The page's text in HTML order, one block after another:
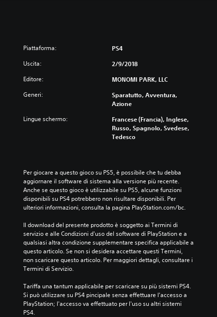
Piattaforma: PS4
Uscita: 2/9/2018
Editore: MONOMI PARK, LLC
Generi:
Sparatutto, Avventura,
Azione
Lingue schermo:
Francese (Francia), Inglese,
Russo, Spagnolo, Svedese,
Tedesco
Per giocare a questo gioco su PS5, è possibile che tu debba
aggiornare il software di sistema alla versione più recente.
Anche se questo gioco è utilizzabile su PS5, alcune funzioni
disponibili su PS4 potrebbero non risultare disponibili. Per
ulteriori informazioni, consulta la pagina PlayStation.com/bc.
Il download del presente prodotto è soggetto ai Termini di
servizio e alle Condizioni d'uso del software di PlayStation e a
qualsiasi altra condizione supplementare specifica applicabile a
questo articolo. Se non si desidera accettare questi Termini,
non scaricare questo articolo. Per maggiori dettagli, consultare i
Termini di Servizio.
Tariffa una tantum applicabile per scaricare su più sistemi PS4.
Si può utilizzare su PS4 pincipale senza effettuare l'accesso a
PlayStation; l'accesso va effettuato per l'uso su altri sistemi
PS4.